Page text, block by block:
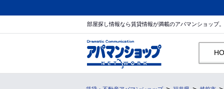
部屋探し情報なら賃貸情報が満載のアパマンショップ